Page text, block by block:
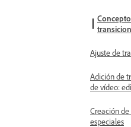
Ajuste de
Adición de
de vídeo:
Creación
especiales